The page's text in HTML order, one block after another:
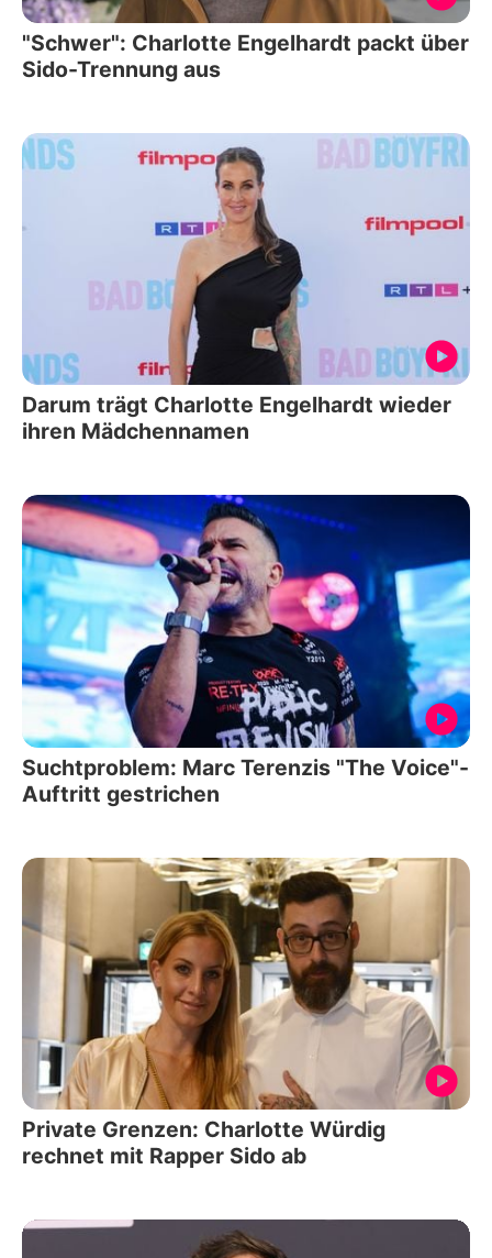
"Schwer": Charlotte Engelhardt packt über
Sido-Trennung aus
Darum trägt Charlotte Engelhardt wieder
ihren Mädchennamen
Suchtproblem: Marc Terenzis "The Voice"-
Auftritt gestrichen
Private Grenzen: Charlotte Würdig
rechnet mit Rapper Sido ab